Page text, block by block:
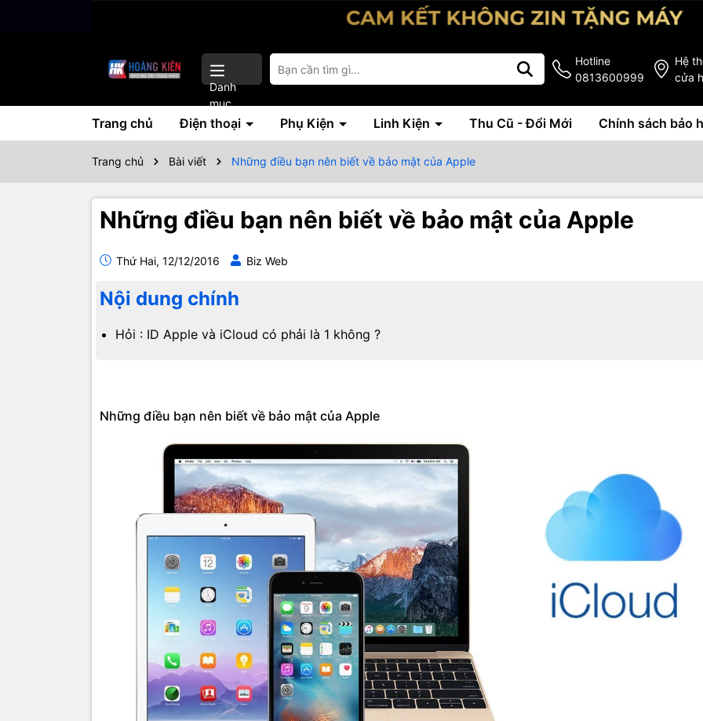
Danh
mục
Hotline
0813600999
Hệ
cửa
Trang chủ Điện thoại Phụ Kiện Linh Kiện Thu Cũ - Đổi Mới Chính sách bảo
Trang chủ Bài viết Những điều bạn nên biết về bảo mật của Apple
Những điều bạn nên biết về bảo mật của Apple
Thứ Hai, 12/12/2016 Biz Web
Nội dung chính
Hỏi : ID Apple và iCloud có phải là 1 không ?
Những điều bạn nên biết về bảo mật của Apple